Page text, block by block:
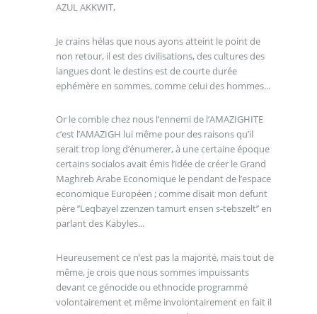
AZUL AKKWIT,
Je crains hélas que nous ayons atteint le point de
non retour, il est des civilisations, des cultures des
langues dont le destins est de courte durée
ephémère en sommes, comme celui des hommes...
Or le comble chez nous l’ennemi de l’AMAZIGHITE
c’est l’AMAZIGH lui même pour des raisons qu’il
serait trop long d’énumerer, à une certaine époque
certains socialos avait émis l’idée de créer le Grand
Maghreb Arabe Economique le pendant de l’espace
economique Européen ; comme disait mon defunt
père ’’Leqbayel zzenzen tamurt ensen s-tebszelt’’ en
parlant des Kabyles...
Heureusement ce n’est pas la majorité, mais tout de
même, je crois que nous sommes impuissants
devant ce génocide ou ethnocide programmé
volontairement et même involontairement en fait il